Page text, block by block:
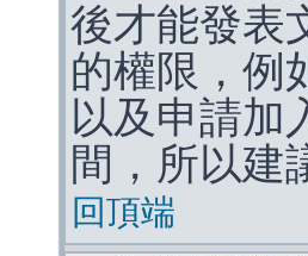
後才能發表
的權限，例
以及申請加
間，所以建
回頂端